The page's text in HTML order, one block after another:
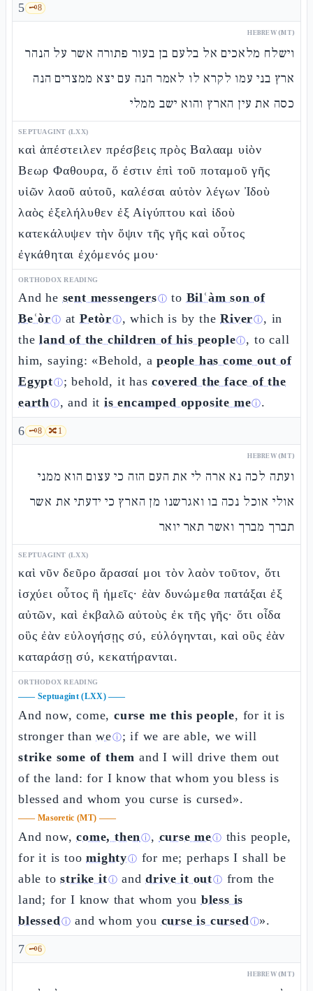
5 🗝️8
HEBREW (MT)
וישלח מלאכים אל בלעם בן בעור פתורה אשר על הנהר
ארץ בני עמו לקרא לו לאמר הנה עם יצא ממצרים הנה
כסה את עין הארץ והוא ישב ממלי
SEPTUAGINT (LXX)
καὶ ἀπέστειλεν πρέσβεις πρὸς Βαλααμ υἱὸν
Βεωρ Φαθουρα, ὅ ἐστιν ἐπὶ τοῦ ποταμοῦ γῆς
υἱῶν λαοῦ αὐτοῦ, καλέσαι αὐτὸν λέγων Ἰδοὺ
λαὸς ἐξελήλυθεν ἐξ Αἰγύπτου καὶ ἰδοὺ
κατεκάλυψεν τὴν ὄψιν τῆς γῆς καὶ οὗτος
ἐγκάθηται ἐχόμενός μου·
ORTHODOX READING
And he sent messengersⓘ to Bilʿàm son of
Beʿòrⓘ atPetòrⓘ, which is by theRiverⓘ, in
theland of the children of his peopleⓘ, to call
him, saying: «Behold, apeople has come out of
Egyptⓘ; behold, it hascovered the face of the
earthⓘ, and itis encamped opposite meⓘ.
6 🗝️8 🔀1
HEBREW (MT)
ועתה לכה נא ארה לי את העם הזה כי עצום הוא ממני
אולי אוכל נכה בו ואגרשנו מן הארץ כי ידעתי את אשר
תברך מברך ואשר תאר יואר
SEPTUAGINT (LXX)
καὶ νῦν δεῦρο ἄρασαί μοι τὸν λαὸν τοῦτον, ὅτι
ἰσχύει οὗτος ἢ ἡμεῖς· ἐὰν δυνώμεθα πατάξαι ἐξ
αὐτῶν, καὶ ἐκβαλῶ αὐτοὺς ἐκ τῆς γῆς· ὅτι οἶδα
οὓς ἐὰν εὐλογήσῃς σύ, εὐλόγηνται, καὶ οὓς ἐὰν
καταράσῃ σύ, κεκατήρανται.
ORTHODOX READING
—— Septuagint (LXX)——
And now, come, curse me this people, for it is
stronger thanweⓘ; if we are able, we will
strike some of them and I will drive them out
of the land: for I know that whom you bless is
blessed and whom you curse is cursed».
—— Masoretic (MT) ——
And now,come, thenⓘ, curse meⓘ this people,
for it is toomightyⓘ for me; perhaps I shall be
able tostrike itⓘ anddrive it outⓘ from the
land; for I know that whom you bless is
blessedⓘ and whom you curse is cursedⓘ».
7 🗝️6
HEBREW (MT)